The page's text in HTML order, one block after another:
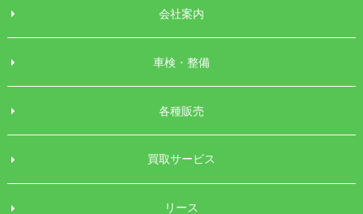
会社案内
車検・整備
各種販売
買取サービス
リース